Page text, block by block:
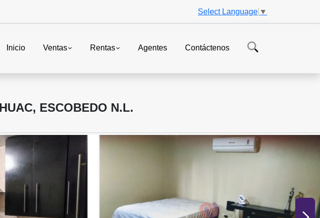
Select Language ▼
Inicio Ventas Rentas Agentes Contáctenos
ESCOBEDO N.L.